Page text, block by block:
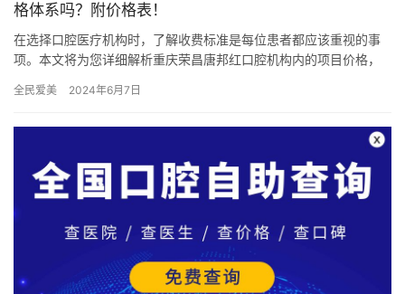
格体系吗？附价格表！
在选择口腔医疗机构时，了解收费标准是每位患者都应该重视的事
项。本文将为您详细解析重庆荣昌唐邦红口腔机构内的项目价格，
庆…
全民爱美 2024年6月7日